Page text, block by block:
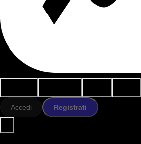
Accedi Registrati